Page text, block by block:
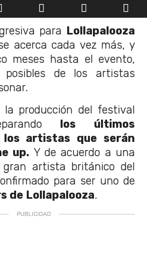
para Lollapalooza
acerca cada vez más, y
meses hasta el evento,
posibles de los artistas
la producción del festival
los últimos
artistas que serán
up. Y de acuerdo a una
artista británico del
para ser uno de
de Lollapalooza.